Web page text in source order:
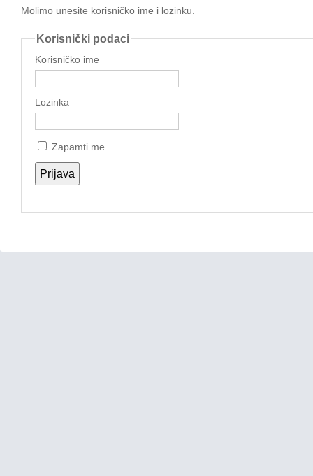
Molimo unesite korisničko ime i lozinku.
Korisnički podaci
Korisničko ime
Lozinka
Zapamti me